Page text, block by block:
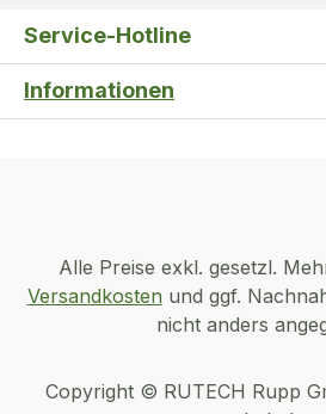
Service-Hotline
Informationen
Alle Preise exkl. gesetzl.
Versandkosten und ggf.
nicht anders
Copyright © RUTECH Rupp